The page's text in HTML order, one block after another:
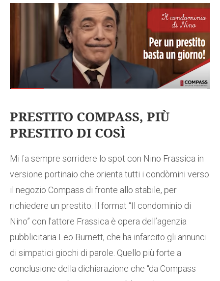
PRESTITO COMPASS, PIÙ
PRESTITO DI COSÌ
Mi fa sempre sorridere lo spot con Nino Frassica in
versione portinaio che orienta tutti i condòmini verso
il negozio Compass di fronte allo stabile, per
richiedere un prestito. Il format “Il condominio di
Nino” con l’attore Frassica è opera dell’agenzia
pubblicitaria Leo Burnett, che ha infarcito gli annunci
di simpatici giochi di parole. Quello più forte a
conclusione della dichiarazione che “da Compass